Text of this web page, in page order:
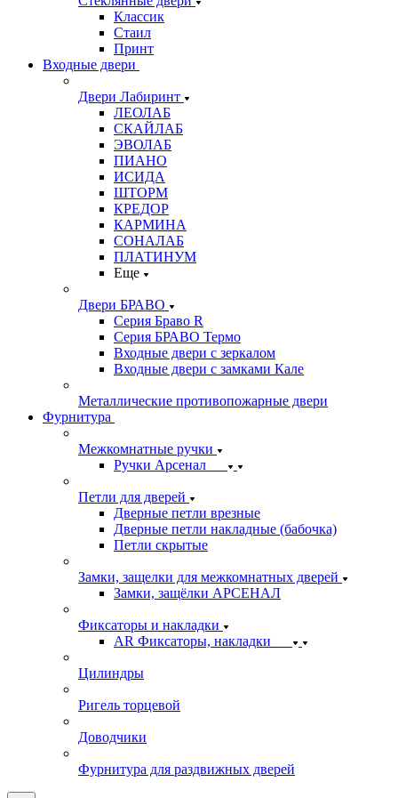
Классик
Стаил
Принт
Входные двери
Двери Лабиринт
ЛЕОЛАБ
СКАЙЛАБ
ЭВОЛАБ
ПИАНО
ИСИДА
ШТОРМ
КРЕДОР
КАРМИНА
СОНАЛАБ
ПЛАТИНУМ
Еще
Двери БРАВО
Серия Браво R
Серия БРАВО Термо
Входные двери с зеркалом
Входные двери с замками Кале
Металлические противопожарные двери
Фурнитура
Межкомнатные ручки
Ручки Арсенал
Петли для дверей
Дверные петли врезные
Дверные петли накладные (бабочка)
Петли скрытые
Замки, защелки для межкомнатных дверей
Замки, защёлки АРСЕНАЛ
Фиксаторы и накладки
AR Фиксаторы, накладки
Цилиндры
Ригель торцевой
Доводчики
Фурнитура для раздвижных дверей